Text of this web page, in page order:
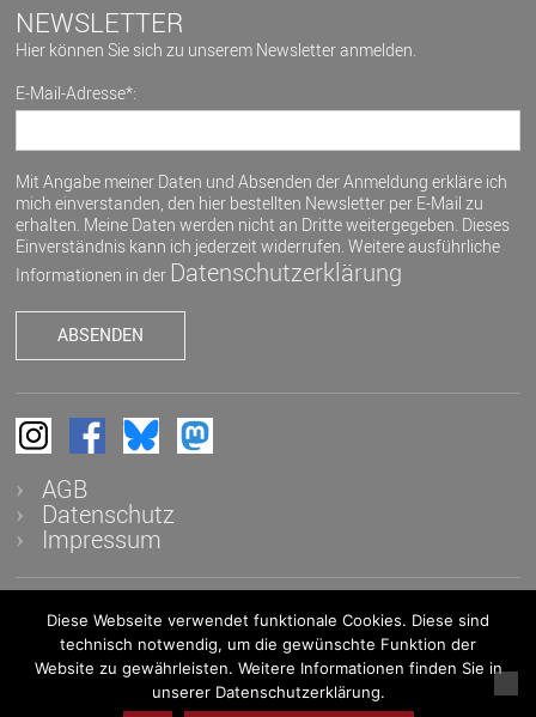
NEWSLETTER
Hier können Sie sich zu unserem Newsletter anmelden.
E-Mail-Adresse*:
Mit Angabe meiner Daten und Absenden der Anmeldung erkläre ich
mich einverstanden, den hier bestellten Newsletter per E-Mail zu
erhalten. Meine Daten werden nicht an Dritte weitergegeben. Dieses
Einverständnis kann ich jederzeit widerrufen. Weitere ausführliche
Informationen in der Datenschutzerklärung
AGB
Datenschutz
Impressum
© 2026 K&K - Auktionen in Heidelberg OHG - Alle Rechte
vorbehalten
Diese Webseite verwendet funktionale Cookies. Diese sind
technisch notwendig, um die gewünschte Funktion der
Website zu gewährleisten. Weitere Informationen finden Sie in
unserer Datenschutzerklärung.